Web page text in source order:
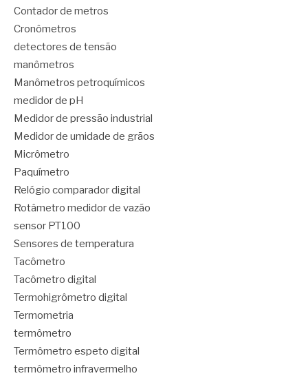
Contador de metros
Cronômetros
detectores de tensão
manômetros
Manômetros petroquímicos
medidor de pH
Medidor de pressão industrial
Medidor de umidade de grãos
Micrômetro
Paquímetro
Relógio comparador digital
Rotâmetro medidor de vazão
sensor PT100
Sensores de temperatura
Tacômetro
Tacômetro digital
Termohigrômetro digital
Termometria
termômetro
Termômetro espeto digital
termômetro infravermelho